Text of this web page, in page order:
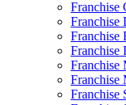
Franchise
Franchise
Franchise
Franchise
Franchise
Franchise
Franchise